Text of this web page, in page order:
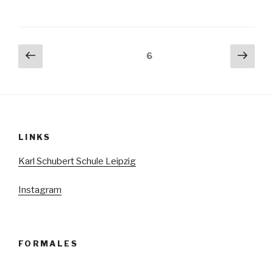
Seitennummerierung
der
Vorherige
Seite
6
LINKS
Karl Schubert Schule Leipzig
Instagram
FORMALES